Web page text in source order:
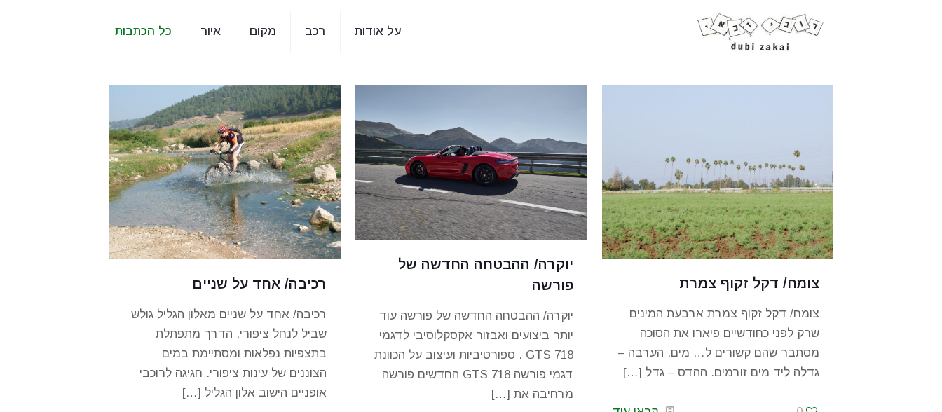
על אודות רכב מקום איור כל הכתבות
צומח/ דקל זקוף צמרת
צומח/ דקל זקוף צמרת ארבעת המינים
שרק לפני כחודשיים פיארו את הסוכה
מסתבר שהם קשורים ל… מים. הערבה –
גדלה ליד מים זורמים. ההדס – גדל […]
יוקרה/ ההבטחה החדשה של
פורשה
יוקרה/ ההבטחה החדשה של פורשה עוד
יותר ביצועים ואבזור אקסקלוסיבי לדגמי
718 GTS . ספורטיביות ועיצוב על הכוונת
דגמי פורשה 718 GTS החדשים פורשה
מרחיבה את […]
רכיבה/ אחד על שניים
רכיבה/ אחד על שניים מאלון הגליל גולש
שביל לנחל ציפורי, הדרך מתפתלת
בתצפיות נפלאות ומסתיימת במים
הצוננים של עינות ציפורי. חגיגה לרוכבי
אופניים הישוב אלון הגליל […]